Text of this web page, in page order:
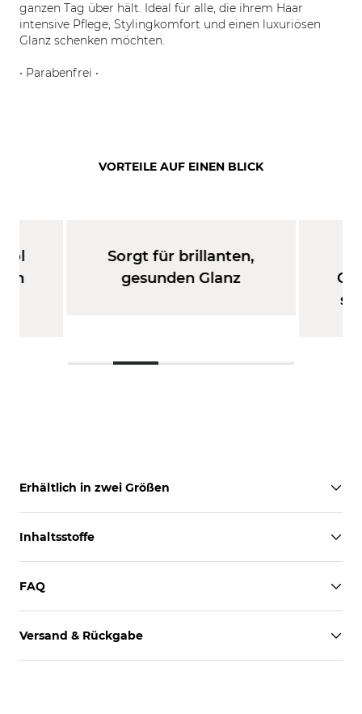
ganzen Tag über hält. Ideal für alle, die ihrem Haar
intensive Pflege, Stylingkomfort und einen luxuriösen
Glanz schenken möchten.
• Parabenfrei •
VORTEILE AUF EINEN BLICK
Sorgt für brillanten,
gesunden Glanz
Erhältlich in zwei Größen
Inhaltsstoffe
FAQ
Versand & Rückgabe